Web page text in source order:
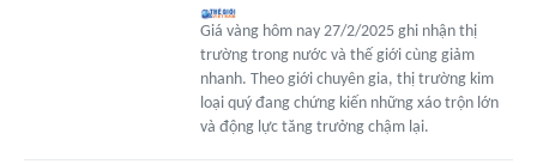
Giá vàng hôm nay 27/2/2025 ghi nhận thị
trường trong nước và thế giới cùng giảm
nhanh. Theo giới chuyên gia, thị trường kim
loại quý đang chứng kiến những xáo trộn lớn
và động lực tăng trưởng chậm lại.